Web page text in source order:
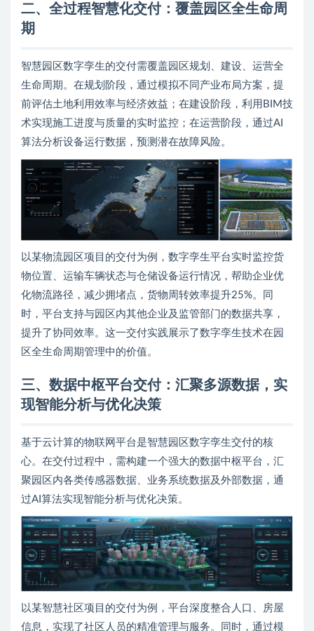
二、全过程智慧化交付：覆盖园区全生命周
期
智慧园区数字孪生的交付需覆盖园区规划、建设、运营全
生命周期。在规划阶段，通过模拟不同产业布局方案，提
前评估土地利用效率与经济效益；在建设阶段，利用BIM技
术实现施工进度与质量的实时监控；在运营阶段，通过AI
算法分析设备运行数据，预测潜在故障风险。
以某物流园区项目的交付为例，数字孪生平台实时监控货
物位置、运输车辆状态与仓储设备运行情况，帮助企业优
化物流路径，减少拥堵点，货物周转效率提升25%。同
时，平台支持与园区内其他企业及监管部门的数据共享，
提升了协同效率。这一交付实践展示了数字孪生技术在园
区全生命周期管理中的价值。
三、数据中枢平台交付：汇聚多源数据，实
现智能分析与优化决策
基于云计算的物联网平台是智慧园区数字孪生交付的核
心。在交付过程中，需构建一个强大的数据中枢平台，汇
聚园区内各类传感器数据、业务系统数据及外部数据，通
过AI算法实现智能分析与优化决策。
以某智慧社区项目的交付为例，平台深度整合人口、房屋
信息，实现了社区人员的精准管理与服务。同时，通过模